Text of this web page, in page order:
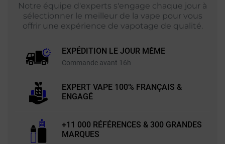
Notre équipe d'experts s'engage chaque jour à
sélectionner le meilleur de la vape pour vous
offrir une expérience de vapotage de qualité.
EXPÉDITION LE JOUR MÊME
Commande avant 16h
EXPERT VAPE 100% FRANÇAIS &
ENGAGÉ
+11 000 RÉFÉRENCES & 300 GRANDES
MARQUES